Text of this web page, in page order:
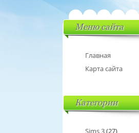
Меню сайта
Главная
Карта сайта
Категории
Sims 3(27)